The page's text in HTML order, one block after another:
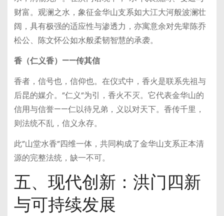
财富。观澜之水，象征金华山支系如大江大河般波澜壮
阔，具有极强的适应性与渗透力，亦寓意余对先辈陈乔
松公、陈文怀公如水般柔韧智慧的承袭。
香（仁义香）——传其信
香者，信号也，信仰也。在仪式中，香火是联系先祖与
后昆的媒介。”仁义”为引，香火不灭。它代表金华山的
信用与信誉——仁以待兄弟，义以对天下。香传千里，
则法统不乱，信义永存。
此”山堂水香”四维一体，共同构成了金华山支系正本清
源的完整法统，缺一不可。
五、现代创新：洪门四新
与可持续发展